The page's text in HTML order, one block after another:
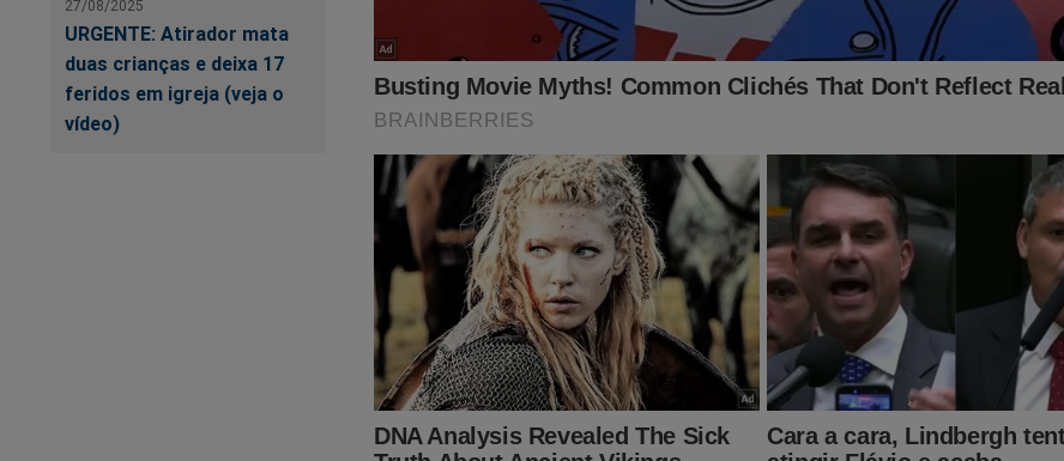
27/08/2025
URGENTE: Atirador mata
duas crianças e deixa 17
feridos em igreja (veja o
vídeo)